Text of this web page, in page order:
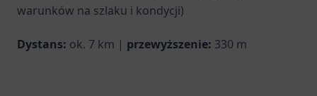
warunków na szlaku i kondycji)
Dystans: ok. 7 km | przewyższenie: 330 m